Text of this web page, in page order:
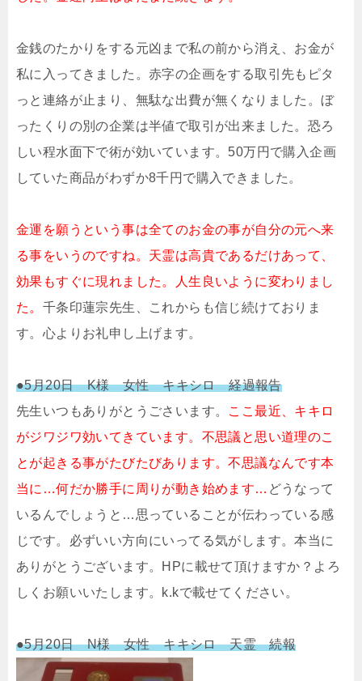
金銭のたかりをする元凶まで私の前から消え、お金が
私に入ってきました。赤字の企画をする取引先もピタ
っと連絡が止まり、無駄な出費が無くなりました。ぼ
ったくりの別の企業は半値で取引が出来ました。恐ろ
しい程水面下で術が効いています。50万円で購入企画
していた商品がわずか8千円で購入できました。
金運を願うという事は全てのお金の事が自分の元へ来
る事をいうのですね。天霊は高貴であるだけあって、
効果もすぐに現れました。人生良いように変わりまし
た。 千条印蓮宗先生、これからも信じ続けておりま
す。心よりお礼申し上げます。
●5月20日 K様 女性 キキシロ 経過報告
先生いつもありがとうごさいます。 ここ最近、キキロ
がジワジワ効いてきています。不思議と思い道理のこ
とが起きる事がたびたびあります。不思議なんです本
当に…何だか勝手に周りが動き始めます… どうなって
いるんでしょうと…思っていることが伝わっている感
じです。必ずいい方向にいってる気がします。本当に
ありがとうございます。HPに載せて頂けますか？よろ
しくお願いいたします。k.kで載せてください。
●5月20日 N様 女性 キキシロ 天霊 続報